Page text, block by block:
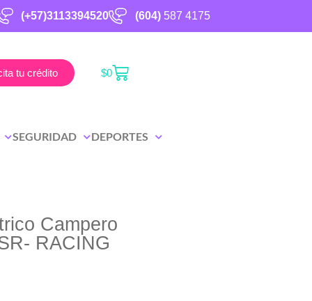
(+57)3113394520 (604)587 4175
tu crédito $0
SEGURIDAD DEPORTES
Campero
RACING